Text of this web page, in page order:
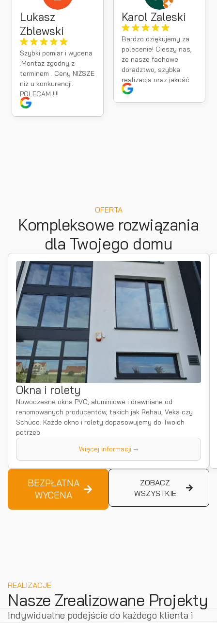
Lukasz
Zblewski
Szybki pomiar i wycena
.Montaż zgodny z
terminem . Ceny NIŻSZE
niż u konkurencji.
POLECAM !!!!
Karol Zaleski
Bardzo dziękujemy za
polecenie! Cieszy nas,
że nasze fachowe
doradztwo, szybka
realizacja oraz jakość
montażu spełniły Pana
oczekiwania. Takie
OFERTA
Kompleksowe rozwiązania
dla Twojego domu
Okna i rolety
Nowoczesne okna PVC, aluminiowe i drewniane od
renomowanych producentów, takich jak Rehau, Veka czy
Schüco. Każde okno i rolety dopasowujemy do Twoich
potrzeb
Więcej informacji →
BEZPŁATNA
WYCENA
ZOBACZ
WSZYSTKIE
REALIZACJE
Nasze Zrealizowane Projekty
Indywidualne podejście do każdego klienta i